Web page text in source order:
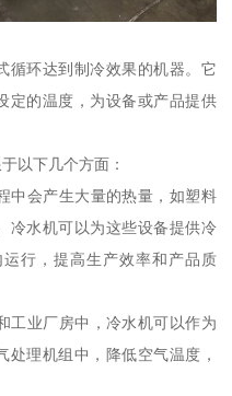
循环达到制冷效果的机器。它
定的温度，为设备或产品提供
以下几个方面：
中会产生大量的热量，如塑料
冷水机可以为这些设备提供冷
行，提高生产效率和产品质
工业厂房中，冷水机可以作为
处理机组中，降低空气温度，